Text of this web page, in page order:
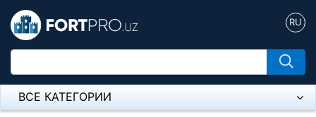
RU
ВСЕ КАТЕГОРИИ